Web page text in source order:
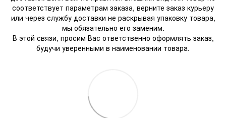
соответствует параметрам заказа, верните заказ курьеру
или через службу доставки не раскрывая упаковку товара,
мы обязательно его заменим.
В этой связи, просим Вас ответственно оформлять заказ,
будучи уверенными в наименовании товара.